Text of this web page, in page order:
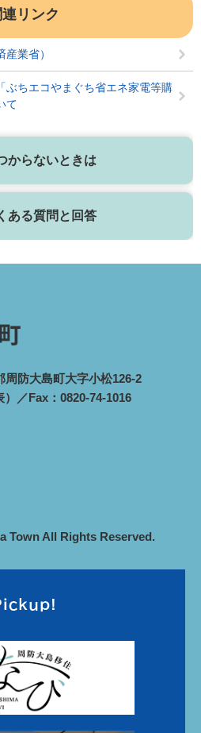
連リンク
業省）
ぶちエコやまぐち省エネ家電等購
て
からないときは
ある質問と回答
防大島町大字小松126-2
／Fax：0820-74-1016
Town All Rights Reserved.